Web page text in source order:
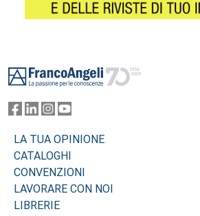
LA TUA OPINIONE
CATALOGHI
CONVENZIONI
LAVORARE CON NOI
LIBRERIE